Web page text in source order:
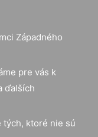
Západného
pre vás k
ďalších
tých, ktoré nie sú